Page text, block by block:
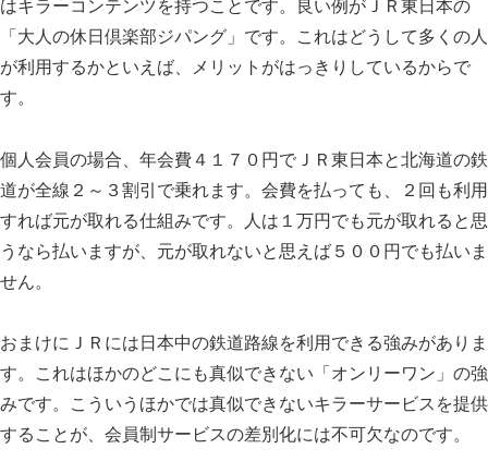
はキラーコンテンツを持つことです。良い例がＪＲ東日本の
「大人の休日倶楽部ジパング」です。これはどうして多くの人
が利用するかといえば、メリットがはっきりしているからで
す。
個人会員の場合、年会費４１７０円でＪＲ東日本と北海道の鉄
道が全線２～３割引で乗れます。会費を払っても、２回も利用
すれば元が取れる仕組みです。人は１万円でも元が取れると思
うなら払いますが、元が取れないと思えば５００円でも払いま
せん。
おまけにＪＲには日本中の鉄道路線を利用できる強みがありま
す。これはほかのどこにも真似できない「オンリーワン」の強
みです。こういうほかでは真似できないキラーサービスを提供
することが、会員制サービスの差別化には不可欠なのです。